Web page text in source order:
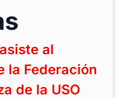
al
la Federación
de la USO